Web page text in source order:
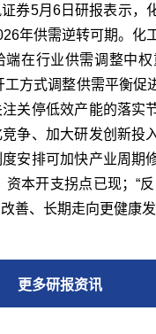
券5月6日研报表示，
年供需逆转可期。化
在行业供需调整中权
工方式调整供需平衡促
关停低效产能的落实
争、加大研发创新投
安排可加快产业周期
本开支拐点已现；“
善、长期走向更健康发
更多研报资讯